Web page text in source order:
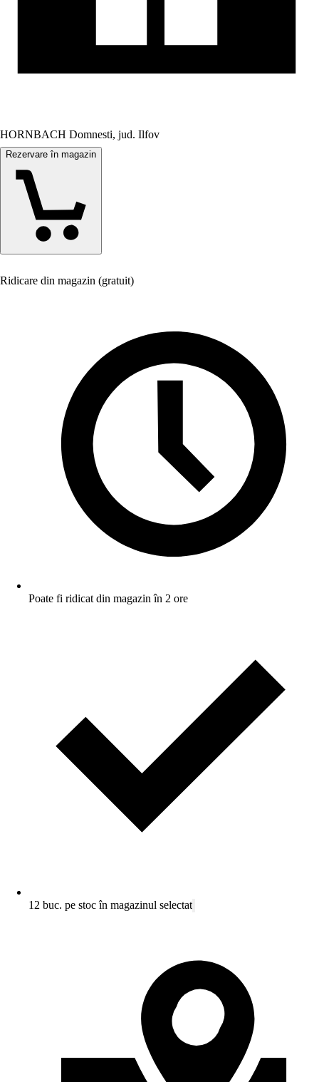
HORNBACH Domnesti, jud. Ilfov
Rezervare în magazin
Ridicare din magazin (gratuit)
Poate fi ridicat din magazin în 2 ore
12 buc. pe stoc în magazinul selectat